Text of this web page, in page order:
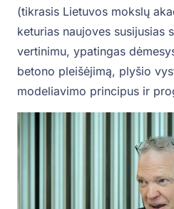
(tikrasis Lietuvos mokslų
keturias naujoves susijusias
vertinimu, ypatingas
betono pleišėjimą, plyšio
modeliavimo principus ir